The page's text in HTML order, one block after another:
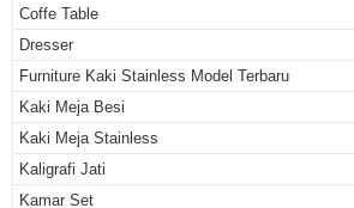
Coffe Table
Dresser
Furniture Kaki Stainless Model Terbaru
Kaki Meja Besi
Kaki Meja Stainless
Kaligrafi Jati
Kamar Set